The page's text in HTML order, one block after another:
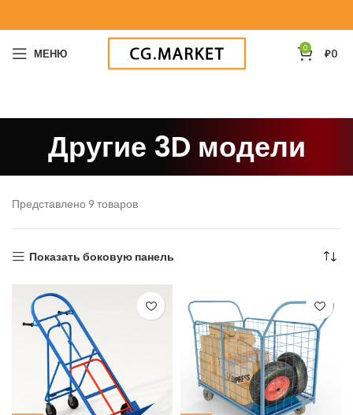
МЕНЮ 0 ₽0
Другие 3D модели
Представлено 9 товаров
Показать боковую панель